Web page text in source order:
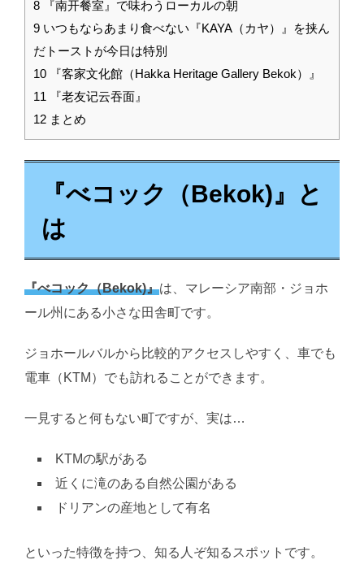
8 『南开餐室』で味わうローカルの朝
9 いつもならあまり食べない『KAYA（カヤ）』を挟ん
だトーストが今日は特別
10 『客家文化館（Hakka Heritage Gallery Bekok）』
11 『老友记云吞面』
12 まとめ
『べコック（Bekok)』と
は
『べコック（Bekok)』は、マレーシア南部・ジョホ
ール州にある小さな田舎町です。
ジョホールバルから比較的アクセスしやすく、車でも
電車（KTM）でも訪れることができます。
一見すると何もない町ですが、実は…
KTMの駅がある
近くに滝のある自然公園がある
ドリアンの産地として有名
といった特徴を持つ、知る人ぞ知るスポットです。